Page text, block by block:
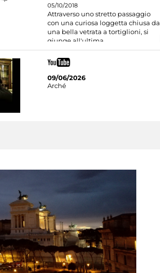
05/10/2018
Attraverso uno stretto passaggio
con una curiosa loggetta chiusa da
una bella vetrata a tortiglioni, si
giunge all'ultima
09/06/2026
Arché